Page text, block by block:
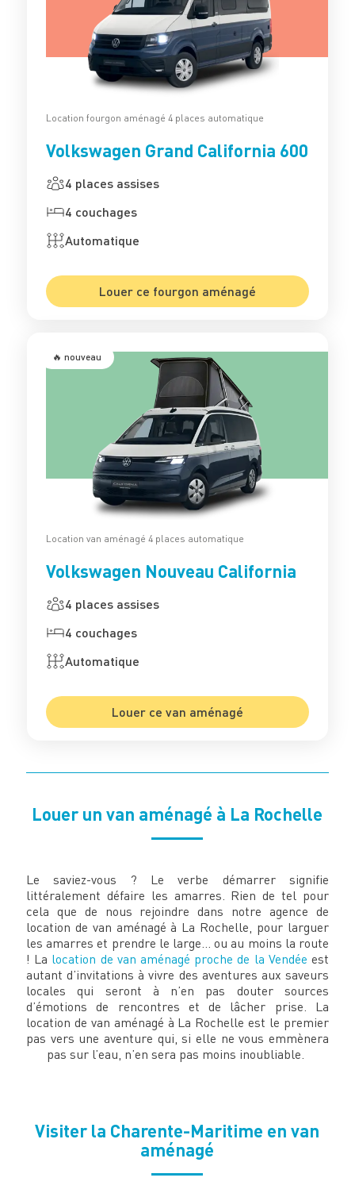
Location fourgon aménagé 4 places automatique
Volkswagen Grand California 600
4 places assises
4 couchages
Automatique
Louer ce fourgon aménagé
🔥 nouveau
Location van aménagé 4 places automatique
Volkswagen Nouveau California
4 places assises
4 couchages
Automatique
Louer ce van aménagé
Louer un van aménagé à La Rochelle
Le saviez-vous ? Le verbe démarrer signifie
littéralement défaire les amarres. Rien de tel pour
cela que de nous rejoindre dans notre agence de
location de van aménagé à La Rochelle, pour larguer
les amarres et prendre le large... ou au moins la route
! La location de van aménagé proche de la Vendée est
autant d’invitations à vivre des aventures aux saveurs
locales qui seront à n’en pas douter sources
d’émotions de rencontres et de lâcher prise. La
location de van aménagé à La Rochelle est le premier
pas vers une aventure qui, si elle ne vous emmènera
pas sur l’eau, n’en sera pas moins inoubliable.
Visiter la Charente-Maritime en van
aménagé